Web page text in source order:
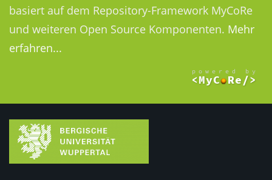
basiert auf dem Repository-Framework MyCoRe
und weiteren Open Source Komponenten. Mehr
erfahren...